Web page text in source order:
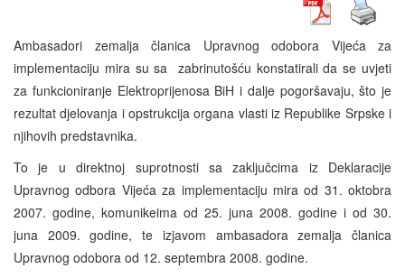
Ambasadori zemalja članica Upravnog odobora Vijeća za
implementaciju mira su sa zabrinutošću konstatirali da se uvjeti
za funkcioniranje Elektroprijenosa BiH i dalje pogoršavaju, što je
rezultat djelovanja i opstrukcija organa vlasti iz Republike Srpske i
njihovih predstavnika.
To je u direktnoj suprotnosti sa zaključcima iz Deklaracije
Upravnog odbora Vijeća za implementaciju mira od 31. oktobra
2007. godine, komunikeima od 25. juna 2008. godine i od 30.
juna 2009. godine, te izjavom ambasadora zemalja članica
Upravnog odobora od 12. septembra 2008. godine.